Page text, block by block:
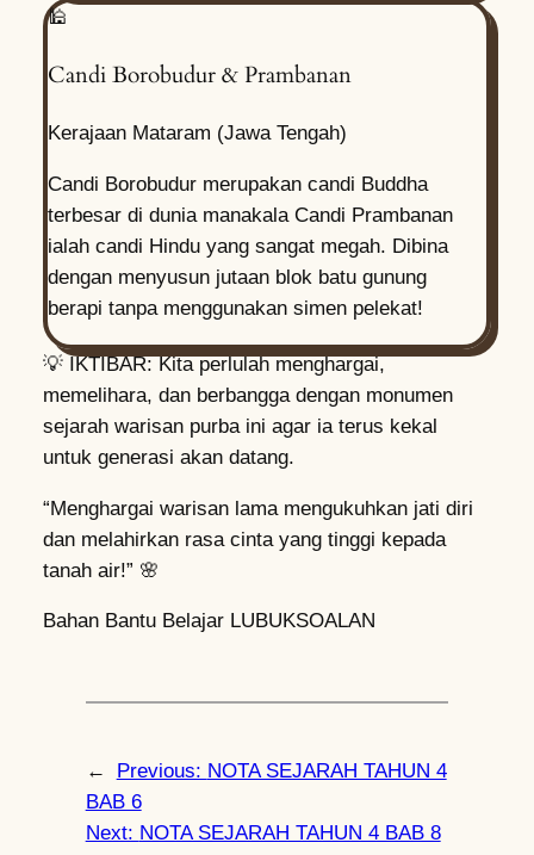
🕌
Candi Borobudur & Prambanan
Kerajaan Mataram (Jawa Tengah)
Candi Borobudur merupakan candi Buddha
terbesar di dunia manakala Candi Prambanan
ialah candi Hindu yang sangat megah. Dibina
dengan menyusun jutaan blok batu gunung
berapi tanpa menggunakan simen pelekat!
💡 IKTIBAR: Kita perlulah menghargai,
memelihara, dan berbangga dengan monumen
sejarah warisan purba ini agar ia terus kekal
untuk generasi akan datang.
“Menghargai warisan lama mengukuhkan jati diri
dan melahirkan rasa cinta yang tinggi kepada
tanah air!” 🌸
Bahan Bantu Belajar LUBUKSOALAN
← Previous: NOTA SEJARAH TAHUN 4
BAB 6
Next: NOTA SEJARAH TAHUN 4 BAB 8